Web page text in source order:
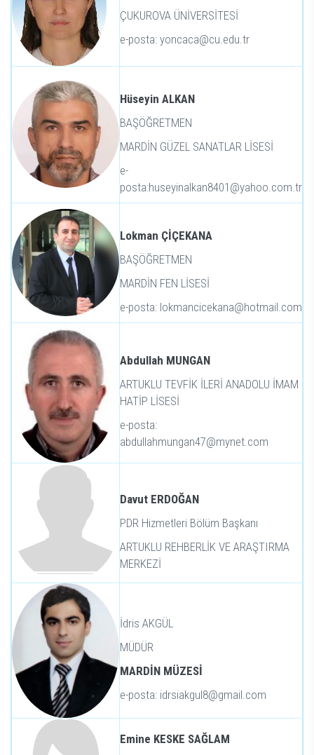
ÇUKUROVA ÜNİVERSİTESİ
e-posta: yoncaca@cu.edu.tr
Hüseyin ALKAN
BAŞÖĞRETMEN
MARDİN GÜZEL SANATLAR LİSESİ
e-
posta:huseyinalkan8401@yahoo.com.tr
Lokman ÇİÇEKANA
BAŞÖĞRETMEN
MARDİN FEN LİSESİ
e-posta: lokmancicekana@hotmail.com
Abdullah MUNGAN
ARTUKLU TEVFİK İLERİ ANADOLU İMAM
HATİP LİSESİ
e-posta:
abdullahmungan47@mynet.com
Davut ERDOĞAN
PDR Hizmetleri Bölüm Başkanı
ARTUKLU REHBERLİK VE ARAŞTIRMA
MERKEZİ
İdris AKGÜL
MÜDÜR
MARDİN MÜZESİ
e-posta: idrsiakgul8@gmail.com
Emine KESKE SAĞLAM